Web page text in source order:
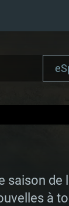
saison de
à